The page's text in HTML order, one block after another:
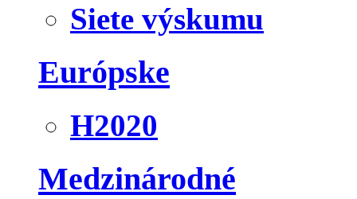
Siete výskumu
Európske
H2020
Medzinárodné